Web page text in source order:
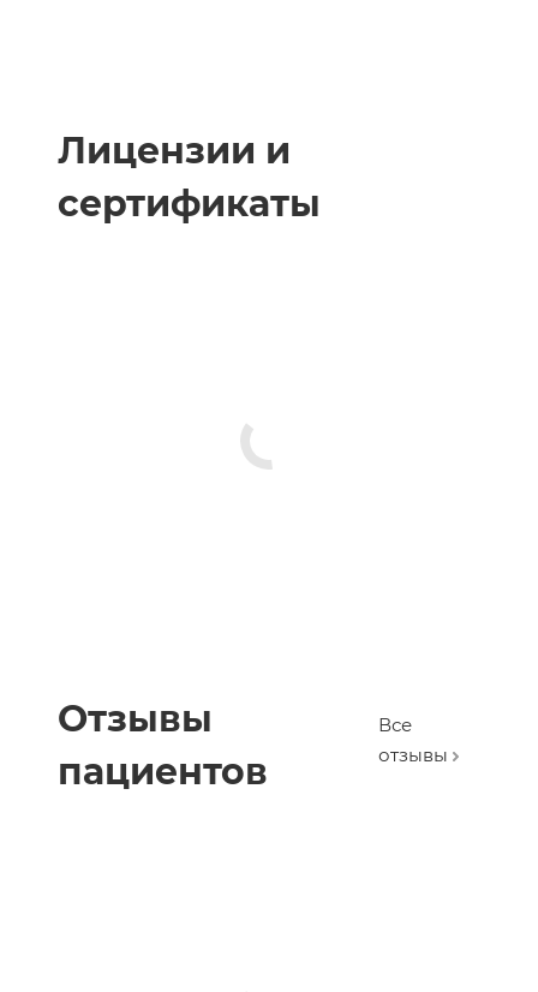
Лицензии и
сертификаты
Отзывы
пациентов
Все
отзывы